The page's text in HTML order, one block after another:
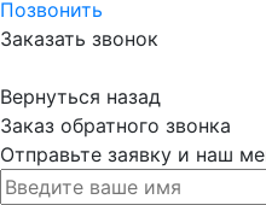
Позвонить
Заказать звонок
Вернуться назад
Заказ обратного звонка
Отправьте заявку и наш